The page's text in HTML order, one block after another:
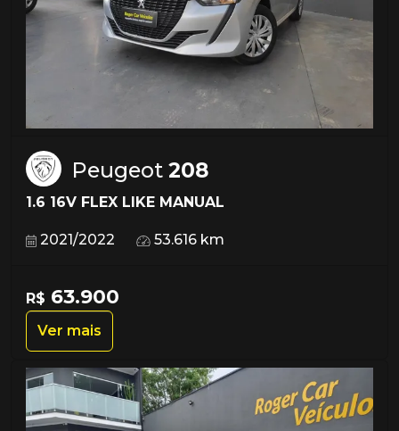
Peugeot 208
1.6 16V FLEX LIKE MANUAL
2021/2022 53.616 km
R$ 63.900
Ver mais